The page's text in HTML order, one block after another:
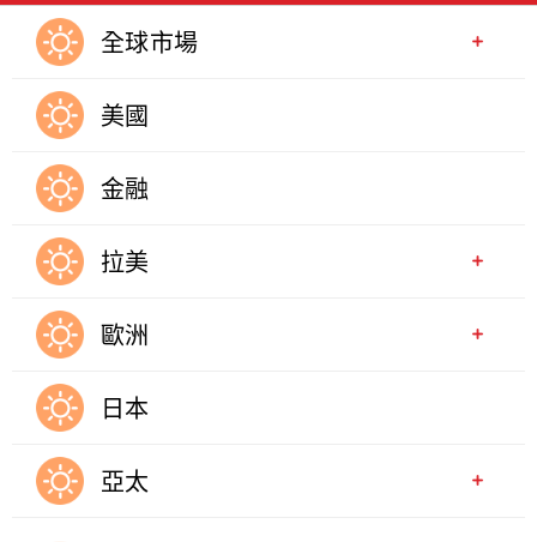
SK海力士提交的監管文件，該公司計劃透過那斯達克上市發
行1,779萬股美國存託憑證(ADR)，募資規模估最高可達約
全球市場
美國
金融
拉美
歐洲
日本
亞太